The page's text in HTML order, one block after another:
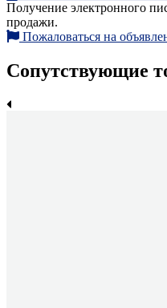
Получение электронного
продажи.
Пожаловаться на
Сопутствующие